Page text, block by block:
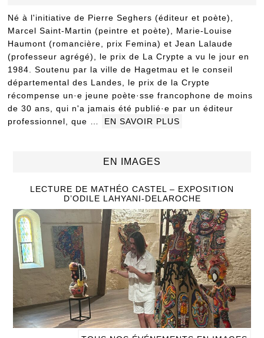
Né à l'initiative de Pierre Seghers (éditeur et poète),
Marcel Saint-Martin (peintre et poète), Marie-Louise
Haumont (romancière, prix Femina) et Jean Lalaude
(professeur agrégé), le prix de La Crypte a vu le jour en
1984. Soutenu par la ville de Hagetmau et le conseil
départemental des Landes, le prix de la Crypte
récompense un·e jeune poète·sse francophone de moins
de 30 ans, qui n'a jamais été publié·e par un éditeur
professionnel, que …
EN SAVOIR PLUS
EN IMAGES
LECTURE DE MATHÉO CASTEL – EXPOSITION
D’ODILE LAHYANI-DELAROCHE